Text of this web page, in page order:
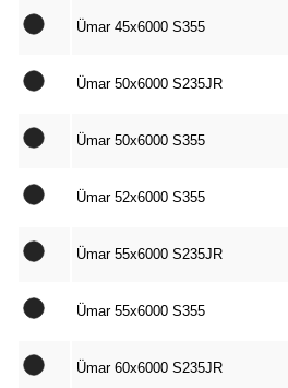
Ümar 45x6000 S355
Ümar 50x6000 S235JR
Ümar 50x6000 S355
Ümar 52x6000 S355
Ümar 55x6000 S235JR
Ümar 55x6000 S355
Ümar 60x6000 S235JR